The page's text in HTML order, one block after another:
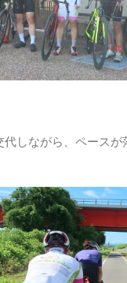
代しながら、ペースが